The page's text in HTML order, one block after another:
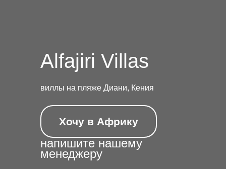
Alfajiri Villas
виллы на пляже Диани, Кения
Хочу в Африку
напишите нашему
менеджеру